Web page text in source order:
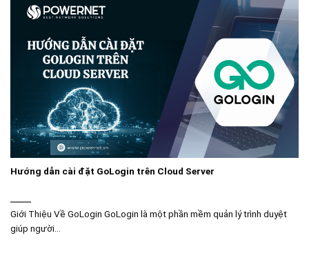
Hướng dẫn cài đặt GoLogin trên Cloud Server
Giới Thiệu Về GoLogin GoLogin là một phần mềm quản lý trình duyệt
giúp người...